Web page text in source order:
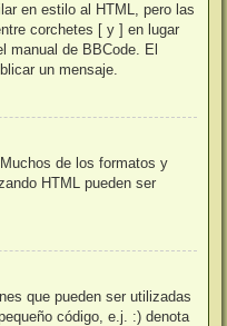
en estilo al HTML, pero las
corchetes [ y ] en lugar
manual de BBCode. El
un mensaje.
de los formatos y
HTML pueden ser
que pueden ser utilizadas
código, e.j. :) denota